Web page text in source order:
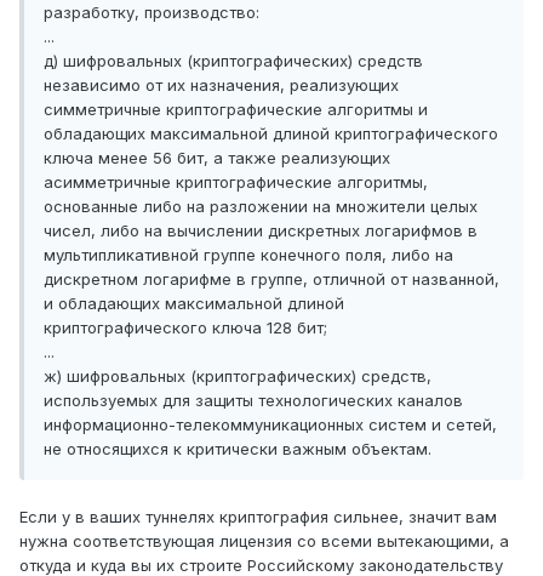
разработку, производство:
...
д) шифровальных (криптографических) средств
независимо от их назначения, реализующих
симметричные криптографические алгоритмы и
обладающих максимальной длиной криптографического
ключа менее 56 бит, а также реализующих
асимметричные криптографические алгоритмы,
основанные либо на разложении на множители целых
чисел, либо на вычислении дискретных логарифмов в
мультипликативной группе конечного поля, либо на
дискретном логарифме в группе, отличной от названной,
и обладающих максимальной длиной
криптографического ключа 128 бит;
...
ж) шифровальных (криптографических) средств,
используемых для защиты технологических каналов
информационно-телекоммуникационных систем и сетей,
не относящихся к критически важным объектам.
Если у в ваших туннелях криптография сильнее, значит вам
нужна соответствующая лицензия со всеми вытекающими, а
откуда и куда вы их строите Российскому законодательству